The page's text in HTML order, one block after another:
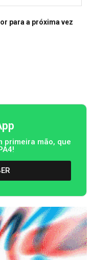
para a próxima vez
primeira mão, que